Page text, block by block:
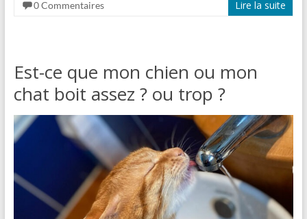
0 Commentaires
Lire la suite
Est-ce que mon chien ou mon
chat boit assez ? ou trop ?